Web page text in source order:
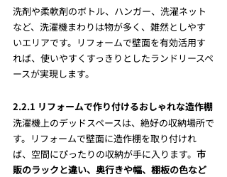
洗剤や柔軟剤のボトル、ハンガー、洗濯ネット
など、洗濯機まわりは物が多く、雑然としやす
いエリアです。リフォームで壁面を有効活用す
れば、使いやすくすっきりとしたランドリースペ
ースが実現します。
2.2.1 リフォームで作り付けるおしゃれな造作棚
洗濯機上のデッドスペースは、絶好の収納場所で
す。リフォームで壁面に造作棚を取り付けれ
ば、空間にぴったりの収納が手に入ります。 市
販のラックと違い、奥行きや幅、棚板の色など